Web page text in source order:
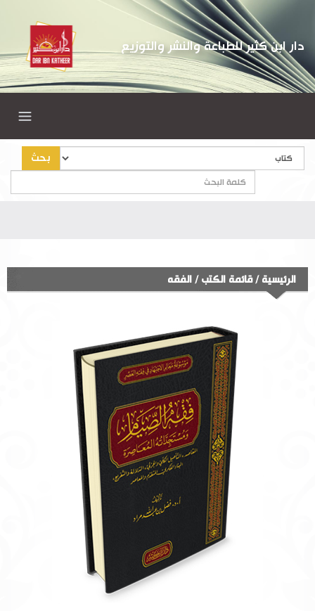
دار ابن كثير للطباعة والنشر والتوزيع
بحث
الرئيسية /قائمة الكتب/ الفقه